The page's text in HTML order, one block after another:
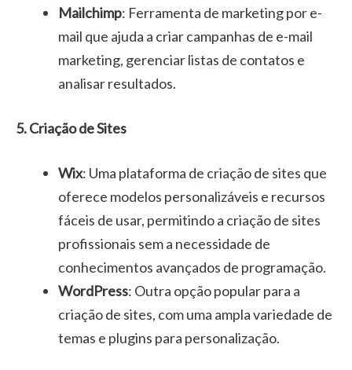
Mailchimp: Ferramenta de marketing por e-
mail que ajuda a criar campanhas de e-mail
marketing, gerenciar listas de contatos e
analisar resultados.
5. Criação de Sites
Wix: Uma plataforma de criação de sites que
oferece modelos personalizáveis e recursos
fáceis de usar, permitindo a criação de sites
profissionais sem a necessidade de
conhecimentos avançados de programação.
WordPress: Outra opção popular para a
criação de sites, com uma ampla variedade de
temas e plugins para personalização.